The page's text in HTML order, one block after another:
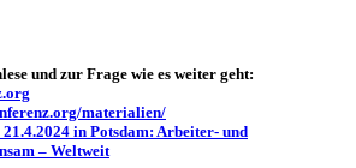
und zur Frage wie es weiter geht:
materialien/
in Potsdam: Arbeiter- und
– Weltweit